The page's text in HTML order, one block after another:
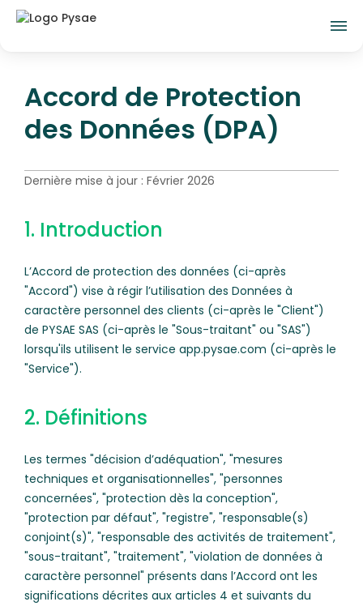
Accord de Protection
des Données (DPA)
Dernière mise à jour : Février 2026
1. Introduction
L’Accord de protection des données (ci-après
"Accord") vise à régir l’utilisation des Données à
caractère personnel des clients (ci-après le "Client")
de PYSAE SAS (ci-après le "Sous-traitant" ou "SAS")
lorsqu'ils utilisent le service app.pysae.com (ci-après le
"Service").
2. Définitions
Les termes "décision d’adéquation", "mesures
techniques et organisationnelles", "personnes
concernées", "protection dès la conception",
"protection par défaut", "registre", "responsable(s)
conjoint(s)", "responsable des activités de traitement",
"sous-traitant", "traitement", "violation de données à
caractère personnel" présents dans l’Accord ont les
significations décrites aux articles 4 et suivants du